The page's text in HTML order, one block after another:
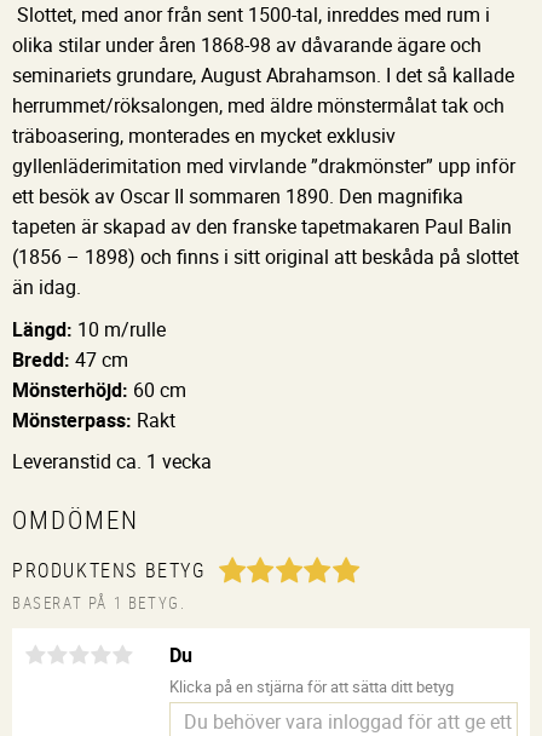
Slottet, med anor från sent 1500-tal, inreddes med rum i
olika stilar under åren 1868-98 av dåvarande ägare och
seminariets grundare, August Abrahamson. I det så kallade
herrummet/röksalongen, med äldre mönstermålat tak och
träboasering, monterades en mycket exklusiv
gyllenläderimitation med virvlande ”drakmönster” upp inför
ett besök av Oscar II sommaren 1890. Den magnifika
tapeten är skapad av den franske tapetmakaren Paul Balin
(1856 – 1898) och finns i sitt original att beskåda på slottet
än idag.
Längd: 10 m/rulle
Bredd: 47 cm
Mönsterhöjd: 60 cm
Mönsterpass: Rakt
Leveranstid ca. 1 vecka
OMDÖMEN
PRODUKTENS BETYG
BASERAT PÅ 1 BETYG.
Du
Klicka på en stjärna för att sätta ditt betyg